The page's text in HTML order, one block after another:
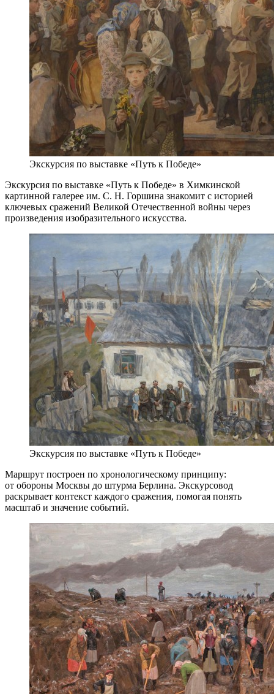
Экскурсия по выставке «Путь к Победе»
Экскурсия по выставке «Путь к Победе» в Химкинской
картинной галерее им. С. Н. Горшина знакомит с историей
ключевых сражений Великой Отечественной войны через
произведения изобразительного искусства.
Экскурсия по выставке «Путь к Победе»
Маршрут построен по хронологическому принципу:
от обороны Москвы до штурма Берлина. Экскурсовод
раскрывает контекст каждого сражения, помогая понять
масштаб и значение событий.